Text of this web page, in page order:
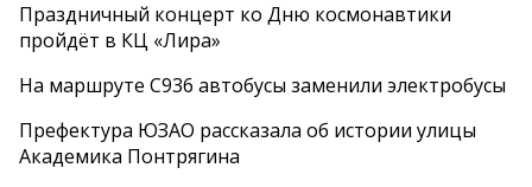
Праздничный концерт ко Дню космонавтики
пройдёт в КЦ «Лира»
На маршруте С936 автобусы заменили электробусы
Префектура ЮЗАО рассказала об истории улицы
Академика Понтрягина